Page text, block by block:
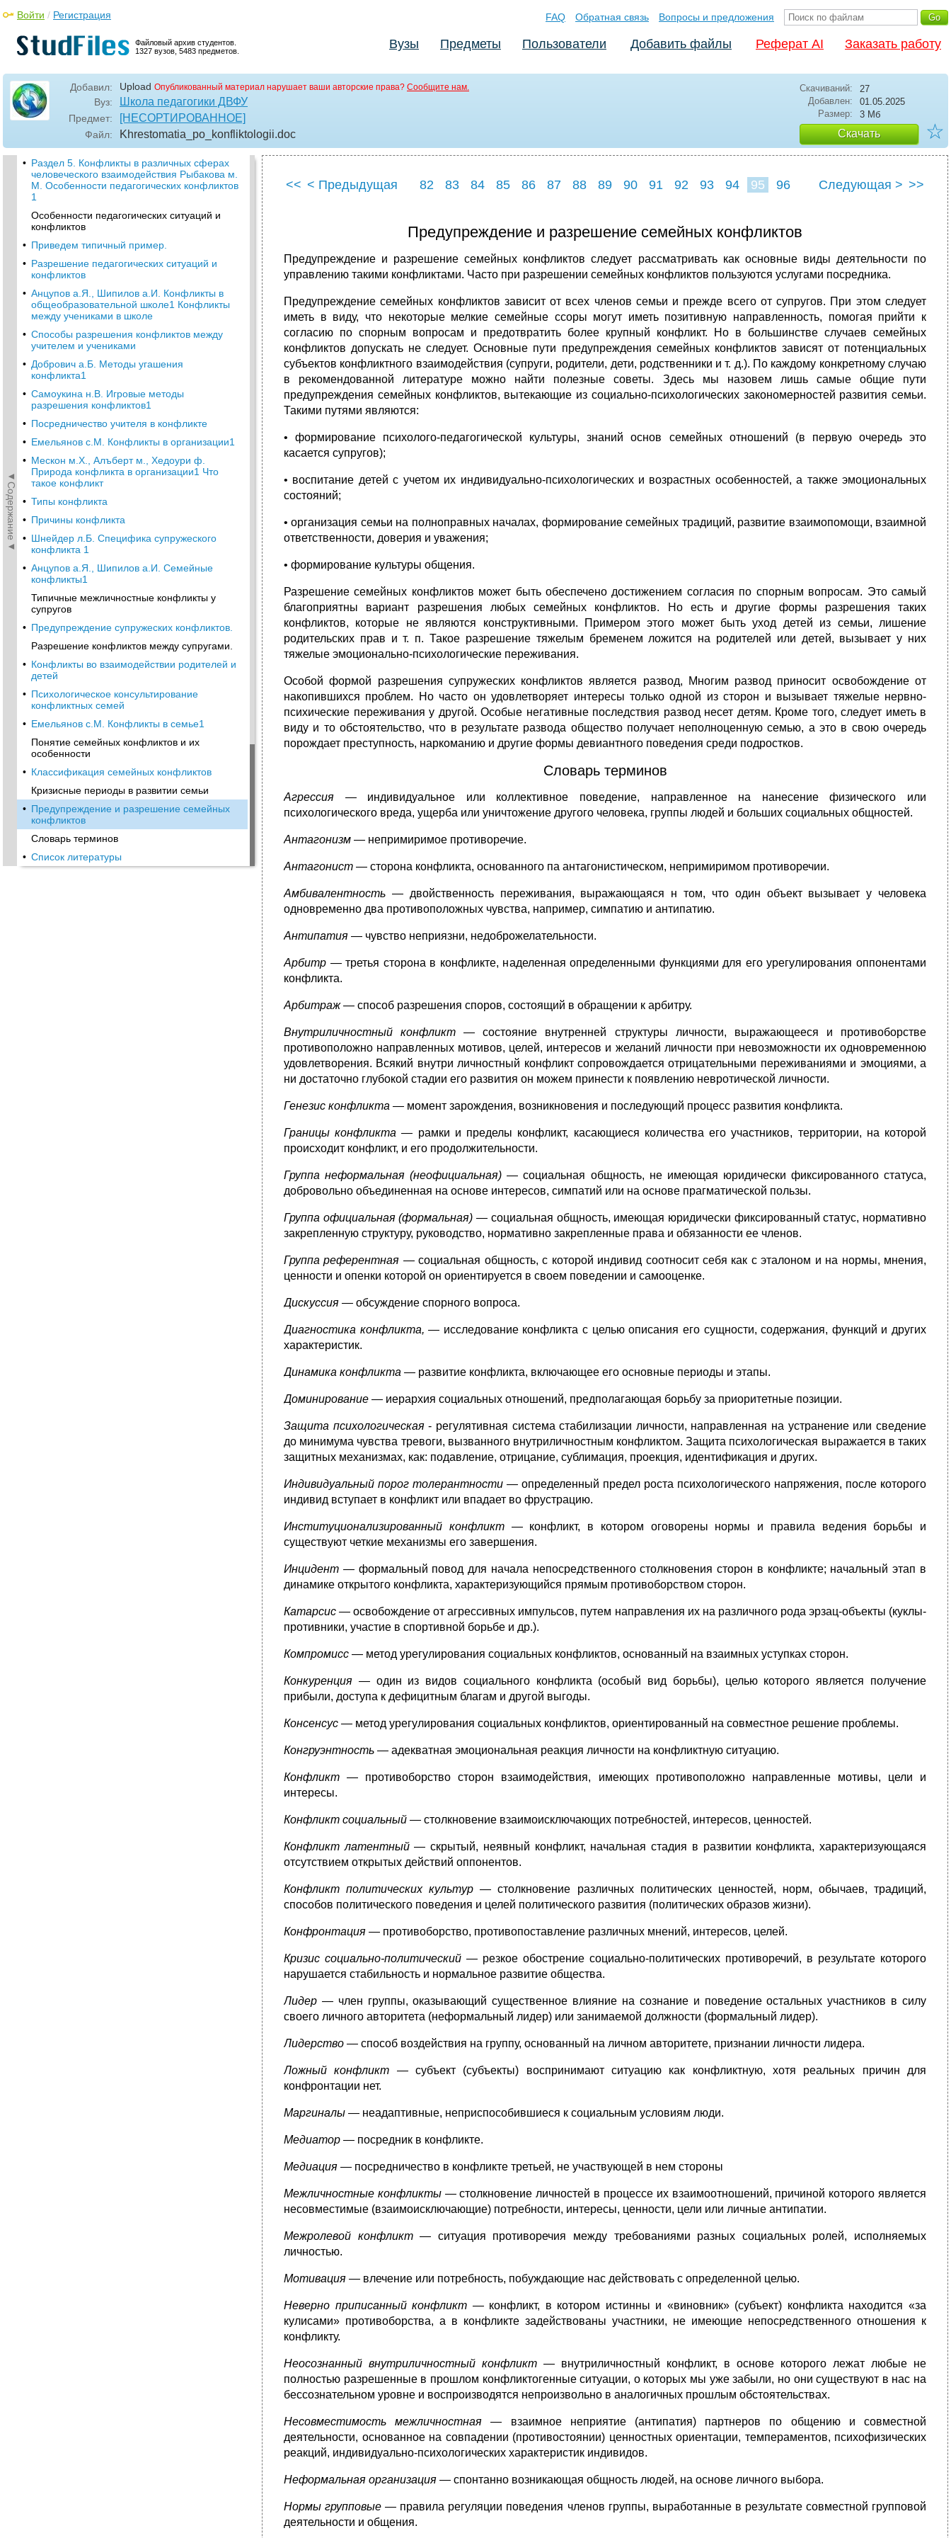
Файловый архив студентов.
1327 вузов, 5483 предметов.
Войти / Регистрация FAQ Обратная связь Вопросы и предложения
Вузы Предметы Пользователи Добавить файлы Реферат AI Заказать работу
Добавил: Upload Опубликованный материал нарушает ваши авторские права? Сообщите нам.
Вуз: Школа педагогики ДВФУ
Предмет: [НЕСОРТИРОВАННОЕ]
Файл: Khrestomatia_po_konfliktologii.doc
Скачиваний:
27
Добавлен:
01.05.2025
Размер:
3 Мб
Скачать ☆
◄Содержание◄
• Анцупов а.Я., Шипилов а.И. Медиаторство и
урегулирование конфликта1
• Результативность медиаторной
деятельности
• Этика регулирования конфликтов
психологом
Гришина н. В. Обучение психологическому
• Раздел 5. Конфликты в различных сферах
человеческого взаимодействия Рыбакова м.
М. Особенности педагогических конфликтов
1
Особенности педагогических ситуаций и
конфликтов
• Приведем типичный пример.
• Разрешение педагогических ситуаций и
конфликтов
• Анцупов а.Я., Шипилов а.И. Конфликты в
общеобразовательной школе1 Конфликты
между учениками в школе
• Способы разрешения конфликтов между
учителем и учениками
• Добрович а.Б. Методы угашения
конфликта1
• Самоукина н.В. Игровые методы
разрешения конфликтов1
• Посредничество учителя в конфликте
• Емельянов с.М. Конфликты в организации1
• Мескон м.Х., Алъберт м., Хедоури ф.
Природа конфликта в организации1 Что
такое конфликт
• Типы конфликта
• Причины конфликта
• Шнейдер л.Б. Специфика супружеского
конфликта 1
• Анцупов а.Я., Шипилов а.И. Семейные
конфликты1
Типичные межличностные конфликты у
супругов
• Предупреждение супружеских конфликтов.
Разрешение конфликтов между супругами.
• Конфликты во взаимодействии родителей и
детей
• Психологическое консультирование
конфликтных семей
• Емельянов с.М. Конфликты в семье1
Понятие семейных конфликтов и их
особенности
• Классификация семейных конфликтов
Кризисные периоды в развитии семьи
• Предупреждение и разрешение семейных
конфликтов
Словарь терминов
• Список литературы
<< < Предыдущая 82 83 84 85 86 87 88 89 90 91 92 93 94 95 96 Следующая > >>
Предупреждение и разрешение семейных конфликтов
Предупреждение и разрешение семейных конфликтов следует рас­сматривать как основные виды деятельности по
управлению такими конфликтами. Часто при разрешении семейных конфликтов пользу­ются услугами посредника.
Предупреждение семейных конфликтов зависит от всех членов се­мьи и прежде всего от супругов. При этом следует
иметь в виду, что некоторые мелкие семейные ссоры могут иметь позитивную направлен­ность, помогая прийти к
согласию по спорным вопросам и предот­вратить более крупный конфликт. Но в большинстве случаев семей­ных
конфликтов допускать не следует. Основные пути предупрежде­ния семейных конфликтов зависят от потенциальных
субъектов конфликтного взаимодействия (супруги, родители, дети, родственни­ки и т. д.). По каждому конкретному случаю
в рекомендованной лите­ратуре можно найти полезные советы. Здесь мы назовем лишь самые общие пути
предупреждения семейных конфликтов, вытекающие из со­циально-психологических закономерностей развития семьи.
Такими путями являются:
• формирование психолого-педагогической культуры, знаний основ семейных отношений (в первую очередь это
касается супругов);
• воспитание детей с учетом их индивидуально-психологических и возрастных особенностей, а также эмоциональных
состояний;
• организация семьи на полноправных началах, формирование семейных традиций, развитие взаимопомощи, взаимной
ответ­ственности, доверия и уважения;
• формирование культуры общения.
Разрешение семейных конфликтов может быть обеспечено достижением согласия по спорным вопросам. Это самый
благоприятны вариант разрешения любых семейных конфликтов. Но есть и другие формы разрешения таких
конфликтов, которые не являются кон­структивными. Примером этого может быть уход детей из семьи, ли­шение
родительских прав и т. п. Такое разрешение тяжелым бреме­нем ложится на родителей или детей, вызывает у них
тяжелые эмоци­онально-психологические переживания.
Особой формой разрешения супружеских конфликтов является развод, Многим развод приносит освобождение от
накопившихся проблем. Но часто он удовлетворяет интересы только одной из сто­рон и вызывает тяжелые нервно-
психические переживания у другой. Особые негативные последствия развод несет детям. Кроме того, сле­дует иметь в
виду и то обстоятельство, что в результате развода обще­ство получает неполноценную семью, а это в свою очередь
порождает преступность, наркоманию и другие формы девиантного поведения среди подростков.
Словарь терминов
Агрессия — индивидуальное или коллективное поведение, направленное на нанесение физического или
психологического вреда, ущерба или уничтожение другого человека, группы людей и больших социальных общностей.
Антагонизм — непримиримое противоречие.
Антагонист — сторона конфликта, основанного па антагонистическом, непримиримом противоречии.
Амбивалентность — двойственность переживания, выражающаяся н том, что один объект вызывает у человека
одновременно два противоположных чувства, например, симпатию и антипатию.
Антипатия — чувство неприязни, недоброжелательности.
Арбитр — третья сторона в конфликте, наделенная определенными функциями для его урегулирования оппонентами
конфликта.
Арбитраж— способ разрешения споров, состоящий в обращении к арбитру.
Внутриличностный конфликт— состояние внутренней структуры личности, выражающееся и противоборстве
противоположно направленных мотивов, целей, интересов и желаний личности при невозможности их одновременною
удовлетворения. Всякий внутри личностный конфликт сопровождается отрицательными переживаниями и эмоциями, а
ни достаточно глубокой стадии его развития он можем принести к появлению невротической личности.
Генезис конфликта — момент зарождения, возникновения и последующий процесс развития конфликта.
Границы конфликта — рамки и пределы конфликт, касающиеся количества его участников, территории, на которой
происходит конфликт, и его продолжительности.
Группа неформальная (неофициальная)— социальная общность, не имеющая юридически фиксированного статуса,
добровольно объединенная на основе интересов, симпатий или на основе прагматической пользы.
Группа официальная (формальная) — социальная общность, имеющая юридически фиксированный статус, нормативно
закрепленную структуру, руководство, нормативно закрепленные права и обязанности ее членов.
Группа референтная — социальная общность, с которой индивид соотносит себя как с эталоном и на нормы, мнения,
ценности и опенки которой он ориентируется в своем поведении и самооценке.
Дискуссия — обсуждение спорного вопроса.
Диагностика конфликта,— исследование конфликта с целью описания его сущности, содержания, функций и других
характеристик.
Динамика конфликта — развитие конфликта, включающее его основные периоды и этапы.
Доминирование — иерархия социальных отношений, предполагающая борьбу за приоритетные позиции.
Защита психологическая- регулятивная система стабилизации личности, направленная на устранение или сведение
до минимума чувства тревоги, вызванного внутриличностным конфликтом. Защита психологическая выражается в таких
защитных механизмах, как: подавление, отрицание, сублимация, проекция, идентификация и других.
Индивидуальный порог толерантности — определенный предел роста психологического напряжения, после которого
индивид вступает в конфликт или впадает во фрустрацию.
Институционализированный конфликт — конфликт, в котором оговорены нормы и правила ведения борьбы и
существуют четкие механизмы его завершения.
Инцидент — формальный повод для начала непосредственного столкновения сторон в конфликте; начальный этап в
динамике открытого конфликта, характеризующийся прямым противоборством сторон.
Катарсис —освобождение от агрессивных импульсов, путем направления их на различного рода эрзац-объекты (куклы-
противники, участие в спортивной борьбе и др.).
Компромисс — метод урегулирования социальных конфликтов, основанный на взаимных уступках сторон.
Конкуренция — один из видов социального конфликта (особый вид борьбы), целью которого является получение
прибыли, доступа к дефицитным благам и другой выгоды.
Консенсус — метод урегулирования социальных конфликтов, ориентированный на совместное решение проблемы.
Конгруэнтность — адекватная эмоциональная реакция личности на конфликтную ситуацию.
Конфликт — противоборство сторон взаимодействия, имеющих противоположно направленные мотивы, цели и
интересы.
Конфликт социальный — столкновение взаимоисключающих потребностей, интересов, ценностей.
Конфликт латентный— скрытый, неявный конфликт, начальная стадия в развитии конфликта, характеризующаяся
отсутствием открытых действий оппонентов.
Конфликт политических культур —столкновение различных политических ценностей, норм, обычаев, традиций,
способов политического поведения и целей политического развития (политических образов жизни).
Конфронтация — противоборство, противопоставление различных мнений, интересов, целей.
Кризис социально-политический — резкое обострение социально-политических противоречий, в результате которого
нарушается стабильность и нормальное развитие общества.
Лидер — член группы, оказывающий существенное влияние на сознание и поведение остальных участников в силу
своего личного авторитета (неформальный лидер) или занимаемой должности (формальный лидер).
Лидерство — способ воздействия на группу, основанный на личном авторитете, признании личности лидера.
Ложный конфликт — субъект (субъекты) воспринимают ситуацию как конфликтную, хотя реальных причин для
конфронтации нет.
Маргиналы — неадаптивные, неприспособившиеся к социальным условиям люди.
Медиатор — посредник в конфликте.
Медиация — посредничество в конфликте третьей, не участвующей в нем стороны
Межличностные конфликты —столкновение личностей в процессе их взаимоотношений, причиной которого является
несовместимые (взаимоисключающие) потребности, интересы, ценности, цели или личные антипатии.
Межролевой конфликт— ситуация противоречия между требованиями разных социальных ролей, исполняемых
личностью.
Мотивация — влечение или потребность, побуждающие нас действовать с определенной целью.
Неверно приписанный конфликт — конфликт, в котором истинны и «виновник» (субъект) конфликта находится «за
кулисами» противоборства, а в конфликте задействованы участники, не имеющие непосредственного отношения к
конфликту.
Неосознанный внутриличностный конфликт — внутриличностный конфликт, в основе которого лежат любые не
полностью разрешенные в прошлом конфликтогенные ситуации, о которых мы уже забыли, но они существуют в нас на
бессознательном уровне и воспроизводятся непроизвольно в аналогичных прошлым обстоятельствах.
Несовместимость межличностная— взаимное неприятие (антипатия) партнеров по общению и совместной
деятельности, основанное на совпадении (противостоянии) ценностных ориентации, темпераментов, психофизических
реакций, индивидуально-психологических характеристик индивидов.
Неформальная организация — спонтанно возникающая общность людей, на основе личного выбора.
Нормы групповые — правила регуляции поведения членов группы, выработанные в результате совместной групповой
деятельности и общения.